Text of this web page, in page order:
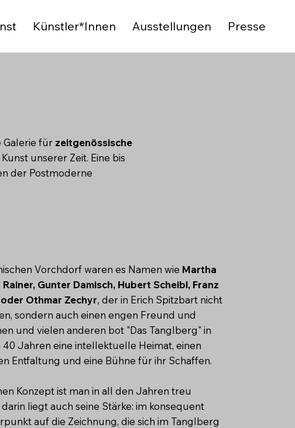
Künstler*Innen Ausstellungen Presse
Galerie für zeitgenössische
unserer Zeit. Eine bis
der Postmoderne
Vorchdorf waren es Namen wie Martha
Gunter Damisch, Hubert Scheibl, Franz
Othmar Zechyr, der in Erich Spitzbart nicht
sondern auch einen engen Freund und
und vielen anderen bot "Das Tanglberg" in
Jahren eine intellektuelle Heimat, einen
Entfaltung und eine Bühne für ihr Schaffen.
Konzept ist man in all den Jahren treu
liegt auch seine Stärke: im konsequent
auf die Zeichnung, die sich im Tanglberg